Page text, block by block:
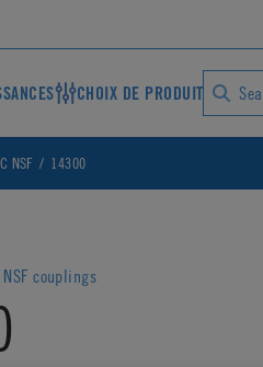
CHOIX DE PRODUIT
NSF 14300
couplings